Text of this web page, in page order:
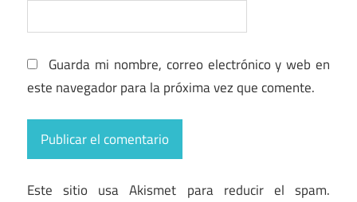
Guarda mi nombre, correo electrónico y web en
este navegador para la próxima vez que comente.
Este sitio usa Akismet para reducir el spam.